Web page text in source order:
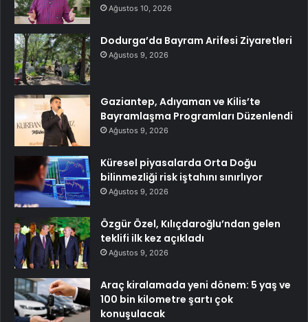
Ağustos 10, 2026
Dodurga’da Bayram Arifesi Ziyaretleri
Ağustos 9, 2026
Gaziantep, Adıyaman ve Kilis’te
Bayramlaşma Programları Düzenlendi
Ağustos 9, 2026
Küresel piyasalarda Orta Doğu
bilinmezliği risk iştahını sınırlıyor
Ağustos 9, 2026
Özgür Özel, Kılıçdaroğlu’ndan gelen
teklifi ilk kez açıkladı
Ağustos 9, 2026
Araç kiralamada yeni dönem: 5 yaş ve
100 bin kilometre şartı çok
konuşulacak